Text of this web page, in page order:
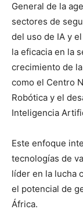
General de la
sectores de
del uso de IA y
la eficacia en la
crecimiento de
como el Centro
Robótica y el
Inteligencia
Este enfoque
tecnologías de
líder en la lucha
el potencial de
África.